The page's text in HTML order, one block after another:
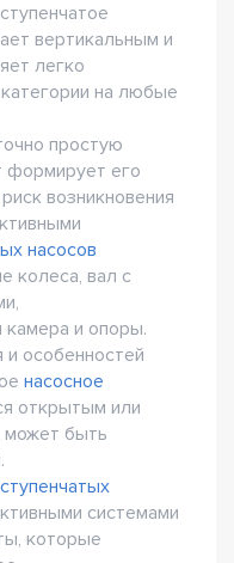
вертикальным и
легко
на любые
простую
формирует его
возникновения
насосов
колеса, вал с
камера и опоры.
и особенностей
насосное
открытым или
быть
системами
которые